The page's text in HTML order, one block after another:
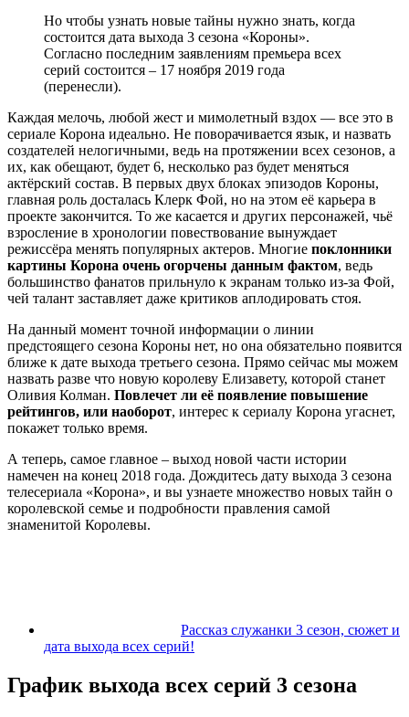
Но чтобы узнать новые тайны нужно знать, когда
состоится дата выхода 3 сезона «Короны».
Согласно последним заявлениям премьера всех
серий состоится – 17 ноября 2019 года
(перенесли).
Каждая мелочь, любой жест и мимолетный вздох — все это в
сериале Корона идеально. Не поворачивается язык, и назвать
создателей нелогичными, ведь на протяжении всех сезонов, а
их, как обещают, будет 6, несколько раз будет меняться
актёрский состав. В первых двух блоках эпизодов Короны,
главная роль досталась Клерк Фой, но на этом её карьера в
проекте закончится. То же касается и других персонажей, чьё
взросление в хронологии повествование вынуждает
режиссёра менять популярных актеров. Многие поклонники
картины Корона очень огорчены данным фактом, ведь
большинство фанатов прильнуло к экранам только из-за Фой,
чей талант заставляет даже критиков аплодировать стоя.
На данный момент точной информации о линии
предстоящего сезона Короны нет, но она обязательно появится
ближе к дате выхода третьего сезона. Прямо сейчас мы можем
назвать разве что новую королеву Елизавету, которой станет
Оливия Колман. Повлечет ли её появление повышение
рейтингов, или наоборот, интерес к сериалу Корона угаснет,
покажет только время.
А теперь, самое главное – выход новой части истории
намечен на конец 2018 года. Дождитесь дату выхода 3 сезона
телесериала «Корона», и вы узнаете множество новых тайн о
королевской семье и подробности правления самой
знаменитой Королевы.
Рассказ служанки 3 сезон, сюжет и
дата выхода всех серий!
График выхода всех серий 3 сезона